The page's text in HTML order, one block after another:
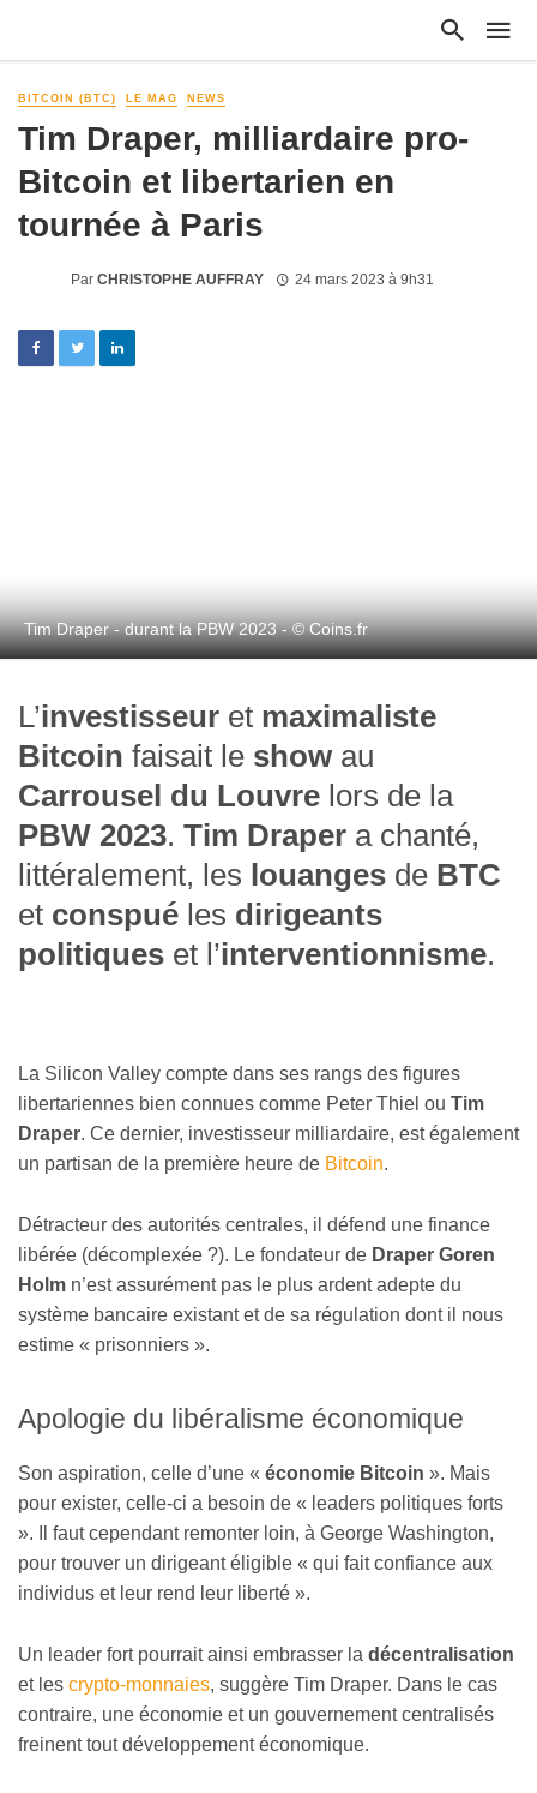
BITCOIN (BTC) LE MAG NEWS
Tim Draper, milliardaire pro-
Bitcoin et libertarien en
tournée à Paris
Par CHRISTOPHE AUFFRAY 24 mars 2023 à 9h31
Tim Draper - durant la PBW 2023 - © Coins.fr
L’investisseur et maximaliste
Bitcoin faisait le showau
Carrousel du Louvre lors de la
PBW 2023. Tim Draper a chanté,
littéralement, les louanges de BTC
et conspué les dirigeants
politiques et l’interventionnisme.
La Silicon Valley compte dans ses rangs des figures
libertariennes bien connues comme Peter Thiel ou Tim
Draper. Ce dernier, investisseur milliardaire, est également
un partisan de la première heure de Bitcoin.
Détracteur des autorités centrales, il défend une finance
libérée (décomplexée ?). Le fondateur de Draper Goren
Holm n’est assurément pas le plus ardent adepte du
système bancaire existant et de sa régulation dont il nous
estime « prisonniers ».
Apologie du libéralisme économique
Son aspiration, celle d’une « économie Bitcoin ». Mais
pour exister, celle-ci a besoin de « leaders politiques forts
». Il faut cependant remonter loin, à George Washington,
pour trouver un dirigeant éligible « qui fait confiance aux
individus et leur rend leur liberté ».
Un leader fort pourrait ainsi embrasser la décentralisation
et les crypto-monnaies, suggère Tim Draper. Dans le cas
contraire, une économie et un gouvernement centralisés
freinent tout développement économique.